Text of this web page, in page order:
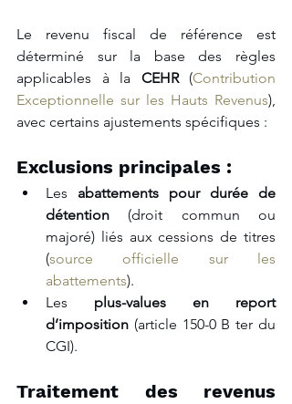
Le revenu fiscal de référence est
déterminé sur la base des règles
applicables à la CEHR (Contribution
Exceptionnelle sur les Hauts Revenus),
avec certains ajustements spécifiques :
Exclusions principales :
Les abattements pour durée de
détention (droit commun ou
majoré) liés aux cessions de titres
(source officielle sur les
abattements).
Les plus-values en report
d’imposition (article 150-0 B ter du
CGI).
Traitement des revenus